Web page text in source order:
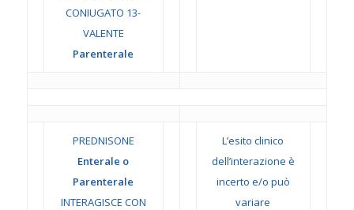
CONIUGATO 13-
VALENTE
Parenterale
PREDNISONE
Enterale o
Parenterale
INTERAGISCE CON
L’esito clinico
dell’interazione è
incerto e/o può
variare